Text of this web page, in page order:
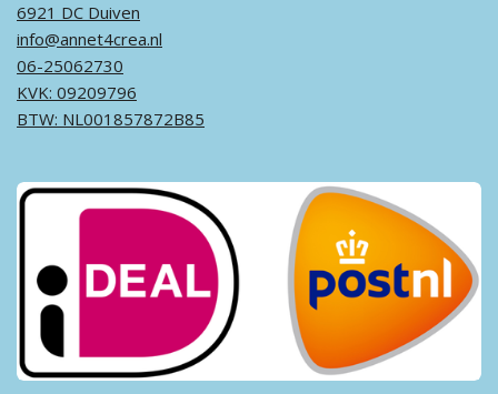
6921 DC Duiven
info@annet4crea.nl
06-25062730
KVK: 09209796
BTW: NL001857872B85